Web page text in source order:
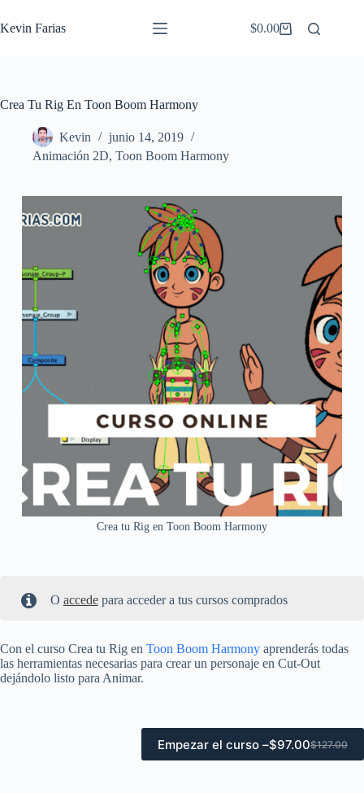
al
contenido
Kevin Farias
Carro
$0.00
Crea Tu Rig En Toon Boom Harmony
Kevin
junio 14, 2019
Animación 2D, Toon Boom Harmony
Crea tu Rig en Toon Boom Harmony
O accedepara acceder a tus cursos comprados
Con el curso Crea tu Rig en Toon Boom Harmony aprenderás todas
las herramientas necesarias para crear un personaje en Cut-Out
dejándolo listo para Animar.
Empezar el curso – $127.00
El
$97.00El